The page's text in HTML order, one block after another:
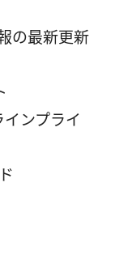
の最新更新
ンプライ